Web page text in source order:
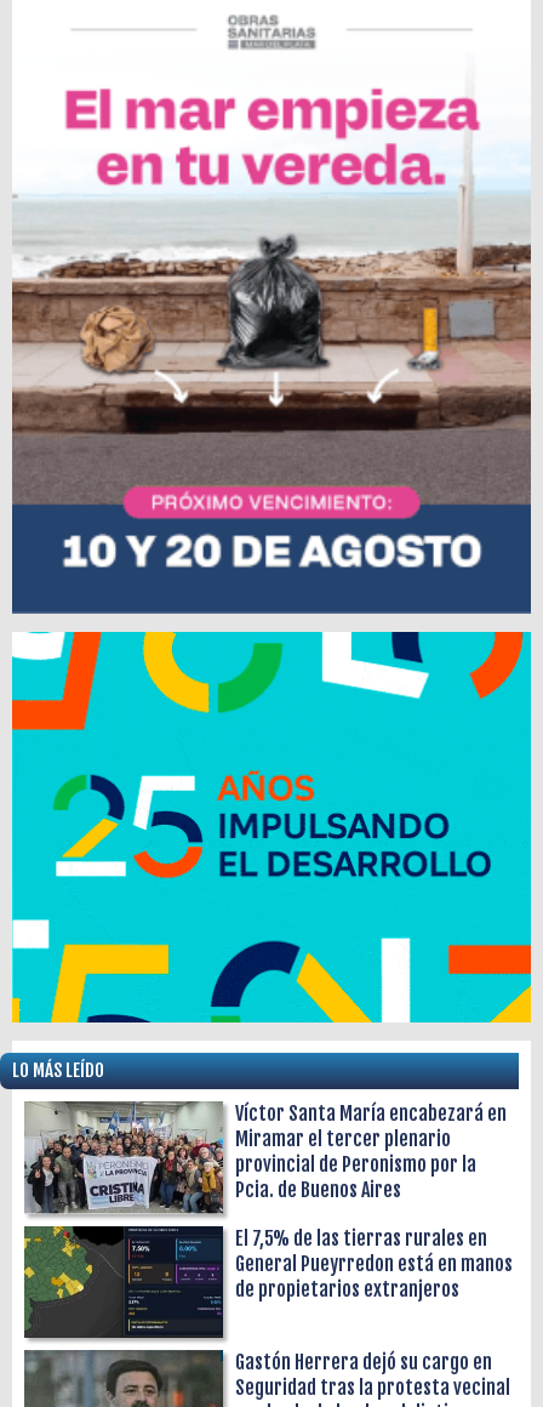
LO MÁS LEÍDO
Víctor Santa María encabezará en
Miramar el tercer plenario
provincial de Peronismo por la
Pcia. de Buenos Aires
El 7,5% de las tierras rurales en
General Pueyrredon está en manos
de propietarios extranjeros
Gastón Herrera dejó su cargo en
Seguridad tras la protesta vecinal